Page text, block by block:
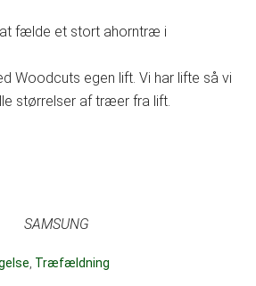
at fælde et stort ahorntræ i
Woodcuts egen lift. Vi har lifte så vi
størrelser af træer fra lift.
SAMSUNG
Træfældning